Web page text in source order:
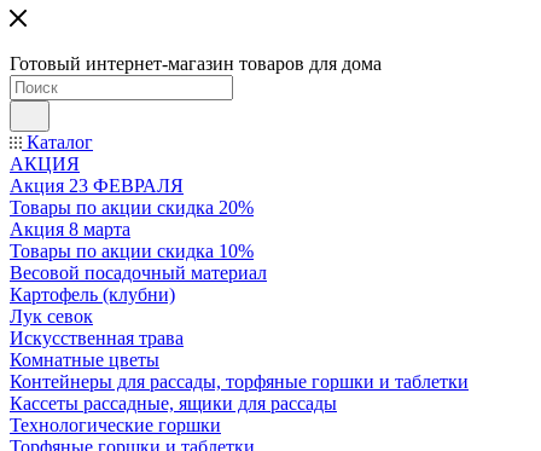
Готовый интернет-магазин товаров для дома
Каталог
АКЦИЯ
Акция 23 ФЕВРАЛЯ
Товары по акции скидка 20%
Акция 8 марта
Товары по акции скидка 10%
Весовой посадочный материал
Картофель (клубни)
Лук севок
Искусственная трава
Комнатные цветы
Контейнеры для рассады, торфяные горшки и таблетки
Кассеты рассадные, ящики для рассады
Технологические горшки
Торфяные горшки и таблетки